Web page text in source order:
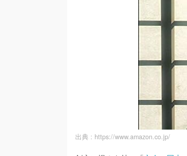
出典 : https://www.amazon.co.jp/